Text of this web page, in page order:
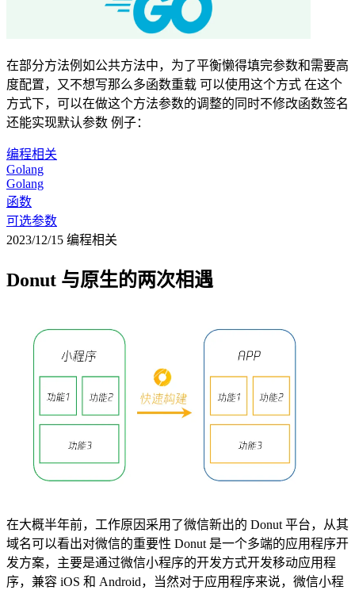
在部分方法例如公共方法中，为了平衡懒得填完参数和需要高
度配置，又不想写那么多函数重载 可以使用这个方式 在这个
方式下，可以在做这个方法参数的调整的同时不修改函数签名
还能实现默认参数 例子：
编程相关
Golang
Golang
函数
可选参数
2023/12/15 编程相关
Donut 与原生的两次相遇
在大概半年前，工作原因采用了微信新出的 Donut 平台，从其
域名可以看出对微信的重要性 Donut 是一个多端的应用程序开
发方案，主要是通过微信小程序的开发方式开发移动应用程
序，兼容 iOS 和 Android，当然对于应用程序来说，微信小程